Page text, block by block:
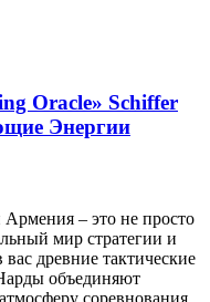
Oracle» Schiffer
Энергии
– это не просто
мир стратегии и
древние тактические
объединяют